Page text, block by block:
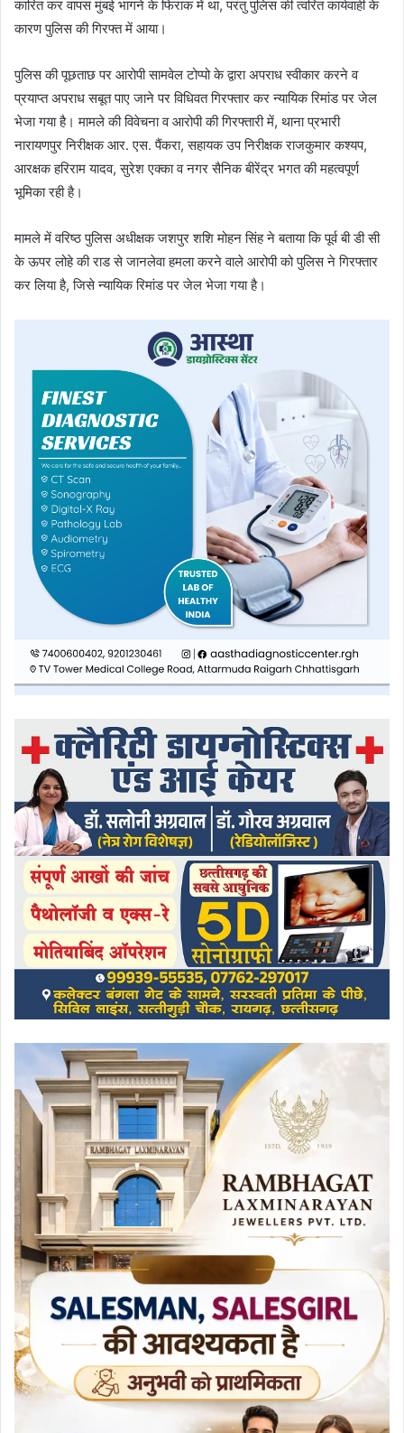
कारित कर वापस मुंबई भागने के फिराक में था, परंतु पुलिस की त्वरित कार्यवाही के
कारण पुलिस की गिरफ्त में आया।
पुलिस की पूछताछ पर आरोपी सामवेल टोप्पो के द्वारा अपराध स्वीकार करने व
प्रयाप्त अपराध सबूत पाए जाने पर विधिवत गिरफ्तार कर न्यायिक रिमांड पर जेल
भेजा गया है। मामले की विवेचना व आरोपी की गिरफ्तारी में, थाना प्रभारी
नारायणपुर निरीक्षक आर. एस. पैंकरा, सहायक उप निरीक्षक राजकुमार कश्यप,
आरक्षक हरिराम यादव, सुरेश एक्का व नगर सैनिक बीरेंद्र भगत की महत्वपूर्ण
भूमिका रही है।
मामले में वरिष्ठ पुलिस अधीक्षक जशपुर शशि मोहन सिंह ने बताया कि पूर्व बी डी सी
के ऊपर लोहे की राड से जानलेवा हमला करने वाले आरोपी को पुलिस ने गिरफ्तार
कर लिया है, जिसे न्यायिक रिमांड पर जेल भेजा गया है।